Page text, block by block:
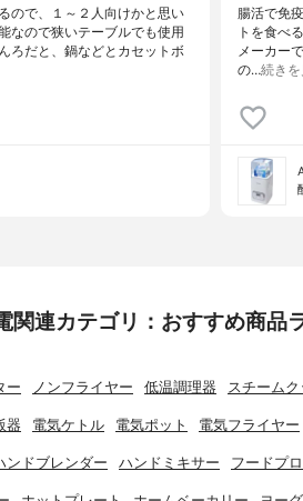
ので、１～２人向けかと思い
なので狭いテーブルでも使用
ろだと、鍋などとカセットボ
腸活で免
トを食べ
メーカー
の…続きを
関連カテゴリ：おすすめ商品
ー ノンフライヤー 低温調理器 スチームク
器 電気ケトル 電気ポット 電気フライヤー
ンドブレンダー ハンドミキサー フードプ